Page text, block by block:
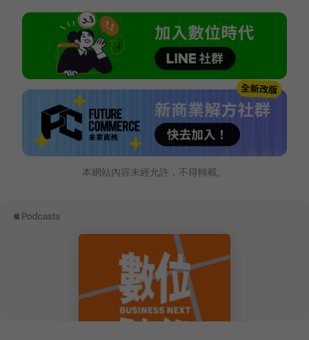
本網站內容未經允許，不得轉載。